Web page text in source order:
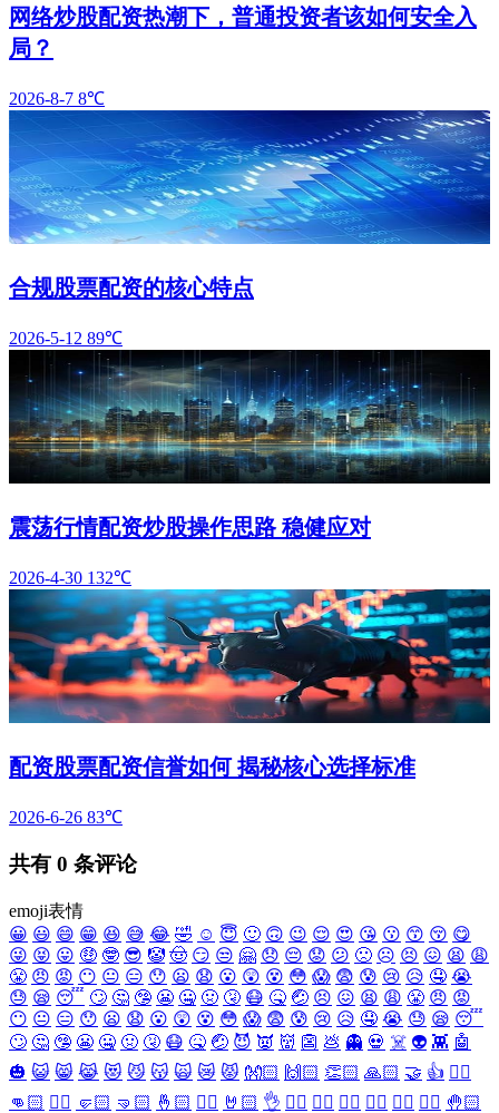
网络炒股配资热潮下，普通投资者该如何安全入
局？
2026-8-7 8℃
合规股票配资的核心特点
2026-5-12 89℃
震荡行情配资炒股操作思路 稳健应对
2026-4-30 132℃
配资股票配资信誉如何 揭秘核心选择标准
2026-6-26 83℃
共有 0 条评论
emoji表情
😀 😃 😄 😁 😆 😅 😂 🤣 ☺️ 😇 🙂 🙃 😉 😌 😍 😘 😗 😙 😚 😋
😜 😝 😛 🤑 🤓 😎 🤡 🤠 😏 😒 🤗 😞 😔 😟 😕 🙁 ☹️ 😣 😖 😫 😩
😤 😠 😡 😶 😐 😑 😯 😦 😧 😮 😲 😵 😳 😱 😨 😰 😢 😥 🤤 😭
😓 😪 😴 🙄 🤔 🤥 😬 🤐 🤢 🤧 😷 🤒 🤕 😣 😖 😫 😩 😤 😠 😡
😶 😐 😑 😯 😦 😧 😮 😲 😵 😳 😱 😨 😰 😢 😥 🤤 😭 😓 😪 😴
🙄 🤔 🤥 😬 🤐 🤢 🤧 😷 🤒 🤕 😈 👿 👹 👺 💩 👻 💀 ☠️ 👽 👾 🤖
🎃 😺 😸 😹 😻 😼 😽 🙀 😿 😾 👐🏻 🙌🏻 👏🏻 🙏🏻 🤝 👍 👎🏻
👊🏻 ✊🏻 🤛🏻 🤜🏻 🤞🏻 ✌🏻 🤘🏻 👌 👈🏻 👉🏻 👆🏻 👇🏻 ☝🏻 ✋🏻 🤚🏻